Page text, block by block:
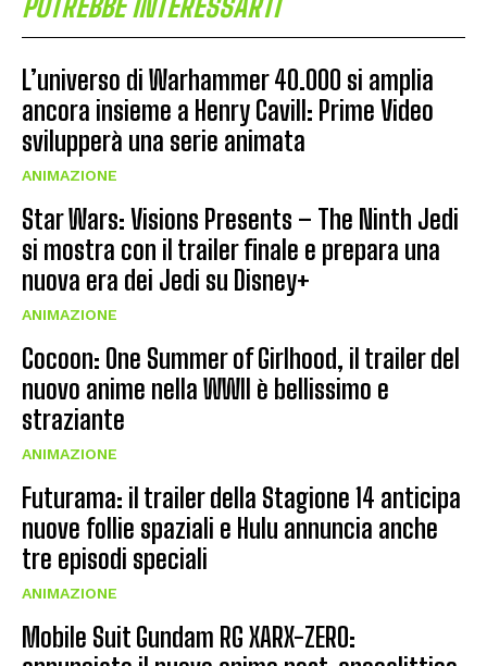
L’universo di Warhammer 40.000 si amplia
ancora insieme a Henry Cavill: Prime Video
svilupperà una serie animata
ANIMAZIONE
Star Wars: Visions Presents – The Ninth Jedi
si mostra con il trailer finale e prepara una
nuova era dei Jedi su Disney+
ANIMAZIONE
Cocoon: One Summer of Girlhood, il trailer del
nuovo anime nella WWII è bellissimo e
straziante
ANIMAZIONE
Futurama: il trailer della Stagione 14 anticipa
nuove follie spaziali e Hulu annuncia anche
tre episodi speciali
ANIMAZIONE
Mobile Suit Gundam RG XARX-ZERO: